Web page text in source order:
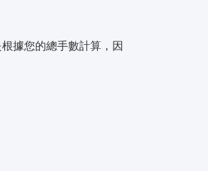
據您的總手數計算，因